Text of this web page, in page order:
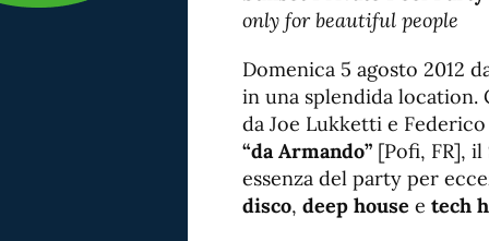
only for beautiful people
Domenica 5 agosto 2012
in una splendida location.
da Joe Lukketti e
“da Armando” [Pofi, FR], il
essenza del party per
disco, deep house e tech